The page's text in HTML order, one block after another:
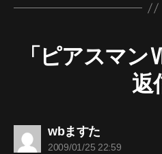
「ピアスマ
返
wbますたの
発
2009/01/25 22:59